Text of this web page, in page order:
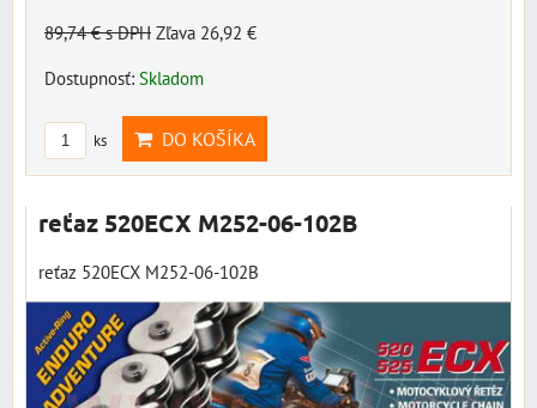
89,74 €s DPH Zľava 26,92 €
Dostupnosť: Skladom
ks DO KOŠÍKA
reťaz 520ECX M252-06-102B
reťaz 520ECX M252-06-102B